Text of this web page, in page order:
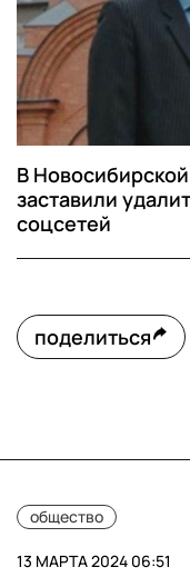
В
заставили
соцсетей
поделиться
общество
13 МАРТА 2024 06:51